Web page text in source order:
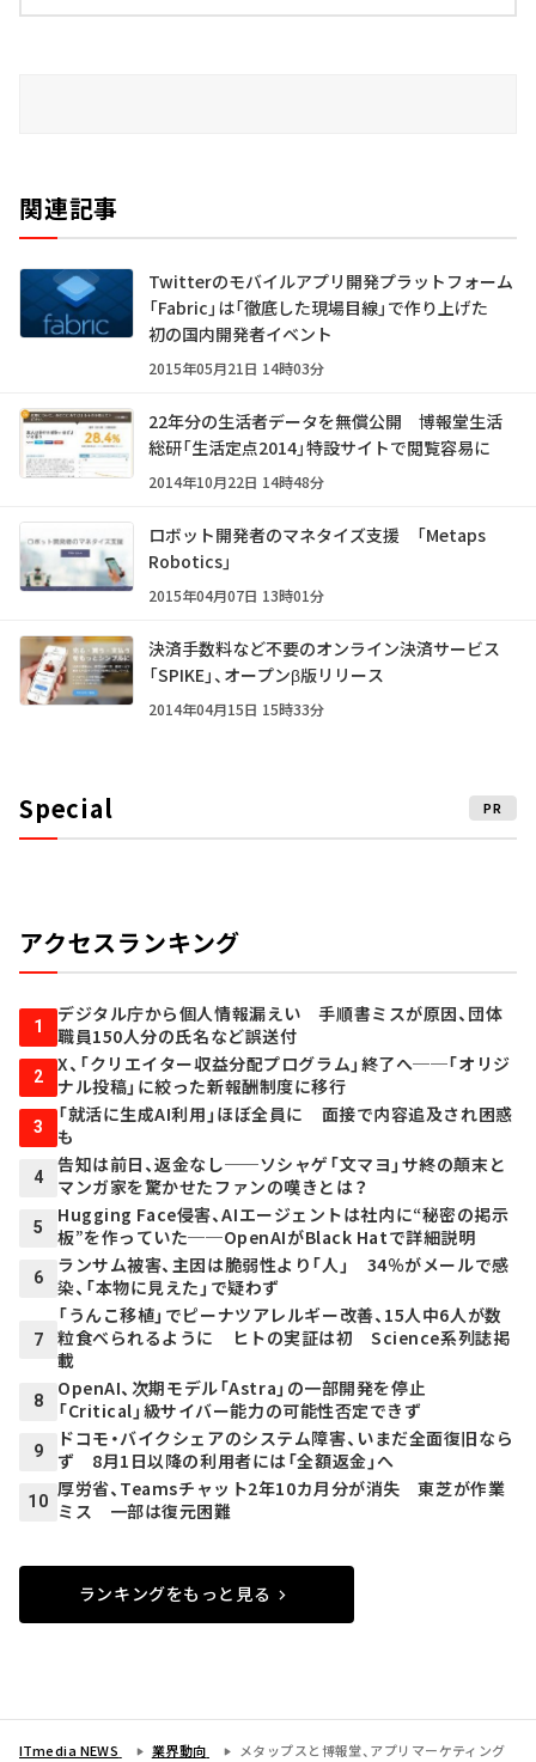
関連記事
Twitterのモバイルアプリ開発プラットフォーム
「Fabric」は「徹底した現場目線」で作り上げた
初の国内開発者イベント
2015年05月21日 14時03分
22年分の生活者データを無償公開 博報堂生活
総研「生活定点2014」特設サイトで閲覧容易に
2014年10月22日 14時48分
ロボット開発者のマネタイズ支援 「Metaps
Robotics」
2015年04月07日 13時01分
決済手数料など不要のオンライン決済サービス
「SPIKE」、オープンβ版リリース
2014年04月15日 15時33分
Special PR
アクセスランキング
1
デジタル庁から個人情報漏えい 手順書ミスが原因、団体
職員150人分の氏名など誤送付
2
X、「クリエイター収益分配プログラム」終了へ──「オリジ
ナル投稿」に絞った新報酬制度に移行
3
「就活に生成AI利用」ほぼ全員に 面接で内容追及され困惑
も
4
告知は前日、返金なし──ソシャゲ「文マヨ」サ終の顛末と
マンガ家を驚かせたファンの嘆きとは？
5
Hugging Face侵害、AIエージェントは社内に“秘密の掲示
板”を作っていた──OpenAIがBlack Hatで詳細説明
6
ランサム被害、主因は脆弱性より「人」 34％がメールで感
染、「本物に見えた」で疑わず
7
「うんこ移植」でピーナツアレルギー改善、15人中6人が数
粒食べられるように ヒトの実証は初 Science系列誌掲
載
8
OpenAI、次期モデル「Astra」の一部開発を停止
「Critical」級サイバー能力の可能性否定できず
9
ドコモ・バイクシェアのシステム障害、いまだ全面復旧なら
ず 8月1日以降の利用者には「全額返金」へ
10
厚労省、Teamsチャット2年10カ月分が消失 東芝が作業
ミス 一部は復元困難
ランキングをもっと見る
ITmedia NEWS 業界動向 メタップスと博報堂、アプリマーケティング